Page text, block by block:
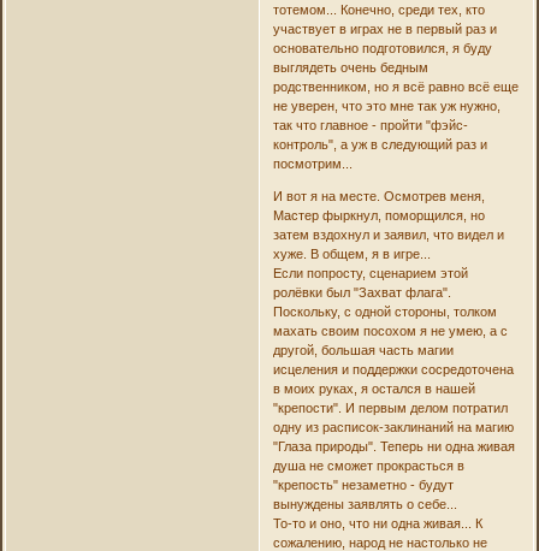
тотемом... Конечно, среди тех, кто
участвует в играх не в первый раз и
основательно подготовился, я буду
выглядеть очень бедным
родственником, но я всё равно всё еще
не уверен, что это мне так уж нужно,
так что главное - пройти "фэйс-
контроль", а уж в следующий раз и
посмотрим...
И вот я на месте. Осмотрев меня,
Мастер фыркнул, поморщился, но
затем вздохнул и заявил, что видел и
хуже. В общем, я в игре...
Если попросту, сценарием этой
ролёвки был "Захват флага".
Поскольку, с одной стороны, толком
махать своим посохом я не умею, а с
другой, большая часть магии
исцеления и поддержки сосредоточена
в моих руках, я остался в нашей
"крепости". И первым делом потратил
одну из расписок-заклинаний на магию
"Глаза природы". Теперь ни одна живая
душа не сможет прокрасться в
"крепость" незаметно - будут
вынуждены заявлять о себе...
То-то и оно, что ни одна живая... К
сожалению, народ не настолько не